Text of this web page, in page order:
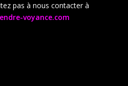
pas à nous contacter à
voyance.com